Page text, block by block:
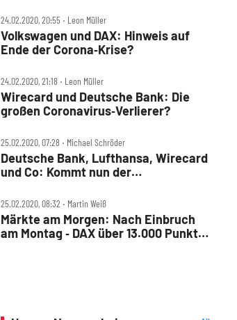
24.02.2020, 20:55 ‧ Leon Müller
Volkswagen und DAX: Hinweis auf
Ende der Corona‑Krise?
24.02.2020, 21:18 ‧ Leon Müller
Wirecard und Deutsche Bank: Die
großen Coronavirus‑Verlierer?
25.02.2020, 07:28 ‧ Michael Schröder
Deutsche Bank, Lufthansa, Wirecard
und Co: Kommt nun der
25.02.2020, 08:32 ‧ Martin Weiß
Märkte am Morgen: Nach Einbruch
am Montag ‑ DAX über 13.000 Punkte